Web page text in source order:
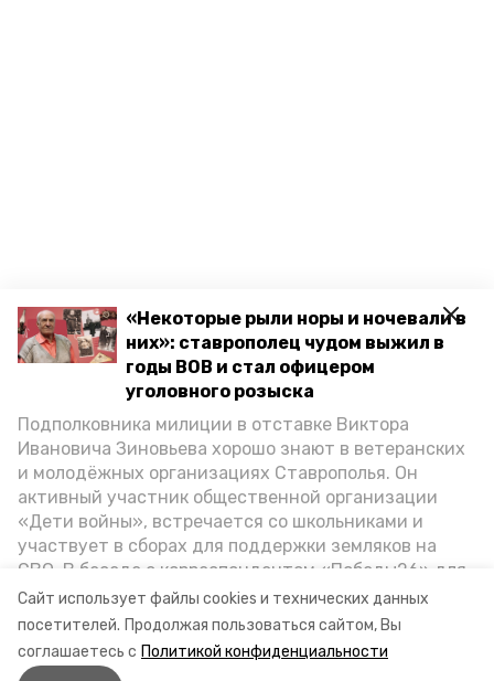
Сайт использует файлы cookies и технических данных
посетителей. Продолжая пользоваться сайтом, Вы
соглашаетесь с Политикой конфиденциальности
«Некоторые рыли норы и ночевали в
них»: ставрополец чудом выжил в
годы ВОВ и стал офицером
уголовного розыска
Подполковника милиции в отставке Виктора
Ивановича Зиновьева хорошо знают в ветеранских
и молодёжных организациях Ставрополья. Он
активный участник общественной организации
«Дети войны», встречается со школьниками и
участвует в сборах для поддержки земляков на
СВО. В беседе с корреспондентом «Победы26» для
спецпроекта «Дети Великой Отечественной»
ветеран рассказал о зверствах оккупантов в годы
ВОВ, о службе в Москве, «богатыре» Фиделе Кастро
и шпионе Пеньковском, о борьбе с криминалом на
Статьи
О компании
Документы
Контактная информация
Мы в соцсетях